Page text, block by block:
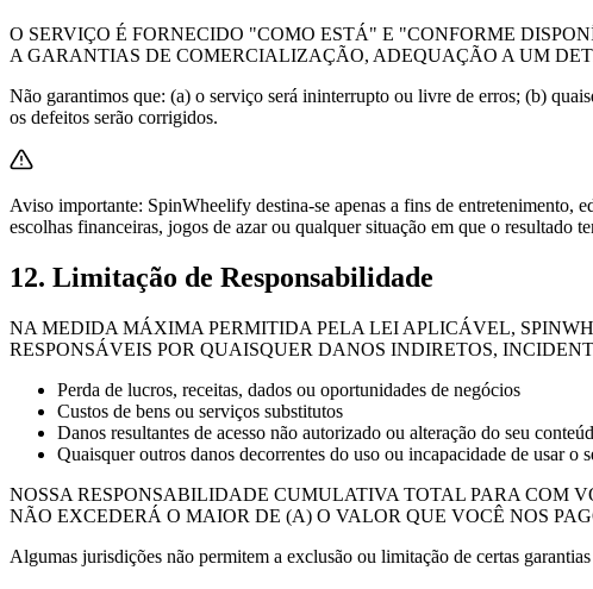
O SERVIÇO É FORNECIDO "COMO ESTÁ" E "CONFORME
A GARANTIAS DE COMERCIALIZAÇÃO, ADEQUAÇÃO A UM
Não garantimos que: (a) o serviço será ininterrupto ou livre de erros; (b)
os defeitos serão corrigidos.
Aviso importante: SpinWheelify destina-se apenas a fins de entretenimento,
escolhas financeiras, jogos de azar ou qualquer situação em que o resultado
12. Limitação de Responsabilidade
NA MEDIDA MÁXIMA PERMITIDA PELA LEI APLICÁVEL,
RESPONSÁVEIS POR QUAISQUER DANOS INDIRETOS,
Perda de lucros, receitas, dados ou oportunidades de negócios
Custos de bens ou serviços substitutos
Danos resultantes de acesso não autorizado ou alteração do seu
Quaisquer outros danos decorrentes do uso ou incapacidade de usar o
NOSSA RESPONSABILIDADE CUMULATIVA TOTAL PARA COM
NÃO EXCEDERÁ O MAIOR DE (A) O VALOR QUE VOCÊ NOS
Algumas jurisdições não permitem a exclusão ou limitação de certas